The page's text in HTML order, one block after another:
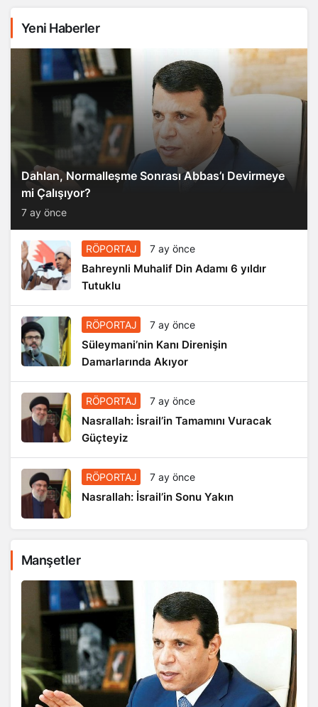
Yeni Haberler
Dahlan, Normalleşme Sonrası Abbas’ı Devirmeye
mi Çalışıyor?
7 ay önce
RÖPORTAJ 7 ay önce
Bahreynli Muhalif Din Adamı 6 yıldır
Tutuklu
RÖPORTAJ 7 ay önce
Süleymani’nin Kanı Direnişin
Damarlarında Akıyor
RÖPORTAJ 7 ay önce
Nasrallah: İsrail’in Tamamını Vuracak
Güçteyiz
RÖPORTAJ 7 ay önce
Nasrallah: İsrail’in Sonu Yakın
Manşetler